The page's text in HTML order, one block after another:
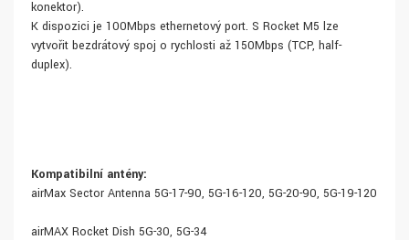
konektor).
K dispozici je 100Mbps ethernetový port. S Rocket M5 lze
vytvořit bezdrátový spoj o rychlosti až 150Mbps (TCP, half-
duplex).
Kompatibilní antény:
airMax Sector Antenna 5G-17-90, 5G-16-120, 5G-20-90, 5G-19-120
airMAX Rocket Dish 5G-30, 5G-34